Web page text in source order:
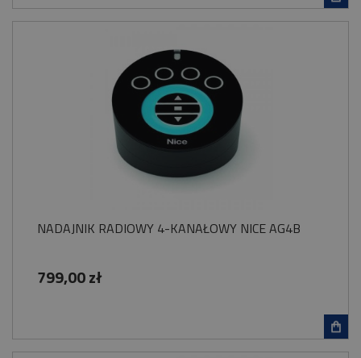
NADAJNIK RADIOWY 4-KANAŁOWY NICE AG4B
799,00 zł